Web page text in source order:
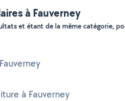
à Fauverney
et étant de la même catégorie,
à Fauverney